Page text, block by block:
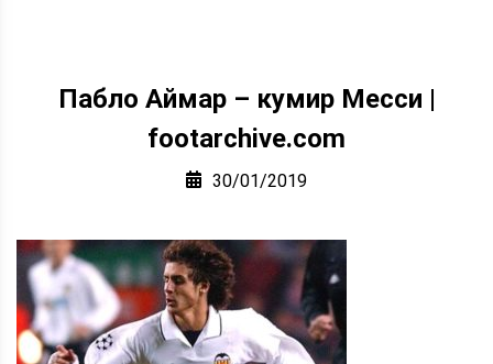
Пабло Аймар – кумир Месси |
footarchive.com
30/01/2019